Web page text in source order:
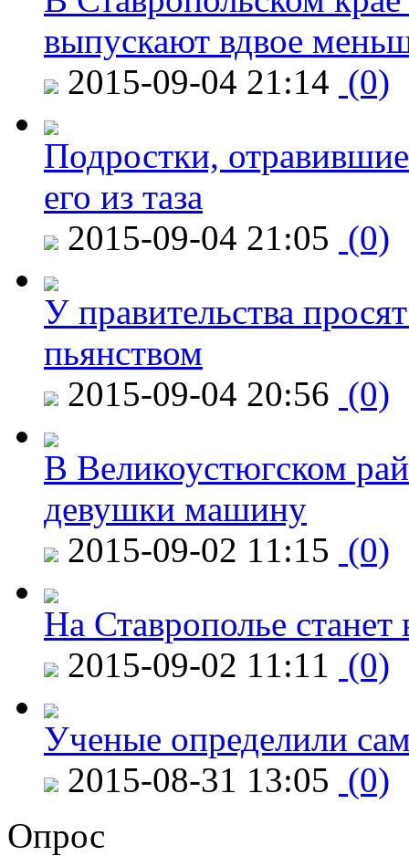
выпускают вдвое
2015-09-04 21:14 (0)
Подростки,
его из таза
2015-09-04 21:05 (0)
У правительства
пьянством
2015-09-04 20:56 (0)
В Великоустюгском
девушки машину
2015-09-02 11:15 (0)
На Ставрополье
2015-09-02 11:11 (0)
Ученые определили
2015-08-31 13:05 (0)
Опрос